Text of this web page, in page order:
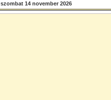
szombat 14 november 2026